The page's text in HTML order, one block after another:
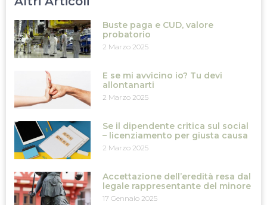
Buste paga e CUD, valore
probatorio
2 Marzo 2025
E se mi avvicino io? Tu devi
allontanarti
2 Marzo 2025
Se il dipendente critica sul social
– licenziamento per giusta causa
2 Marzo 2025
Accettazione dell’eredità resa dal
legale rappresentante del minore
17 Gennaio 2025